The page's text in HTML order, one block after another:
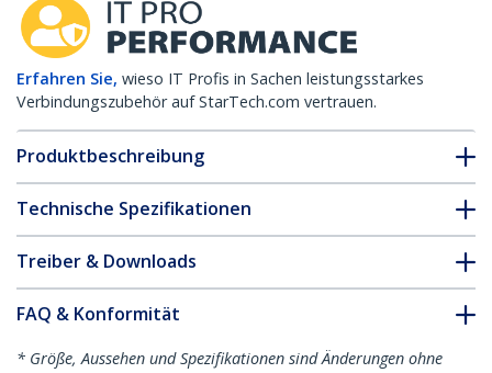
Erfahren Sie, wieso IT Profis in Sachen leistungsstarkes
Verbindungszubehör auf StarTech.com vertrauen.
Produktbeschreibung
Technische Spezifikationen
Treiber & Downloads
FAQ & Konformität
* Größe, Aussehen und Spezifikationen sind Änderungen ohne